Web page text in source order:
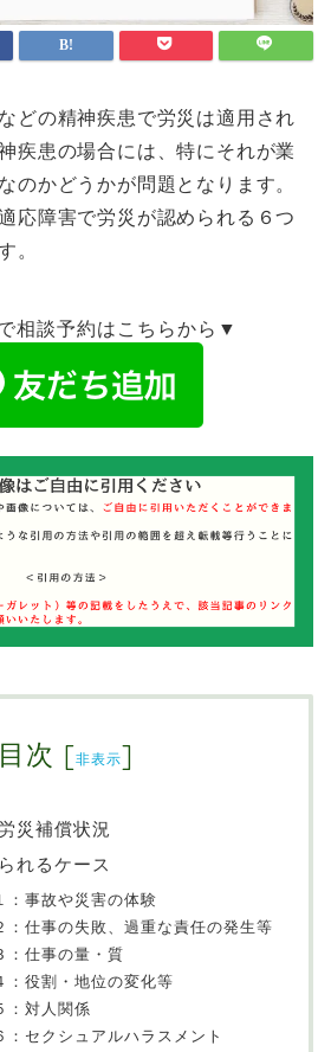
どの精神疾患で労災は適用され
疾患の場合には、特にそれが業
のかどうかが問題となります。
応障害で労災が認められる６つ
。
相談予約はこちらから▼
目次 [非表示]
災補償状況
れるケース
：事故や災害の体験
：仕事の失敗、過重な責任の発生等
：仕事の量・質
：役割・地位の変化等
：対人関係
：セクシュアルハラスメント